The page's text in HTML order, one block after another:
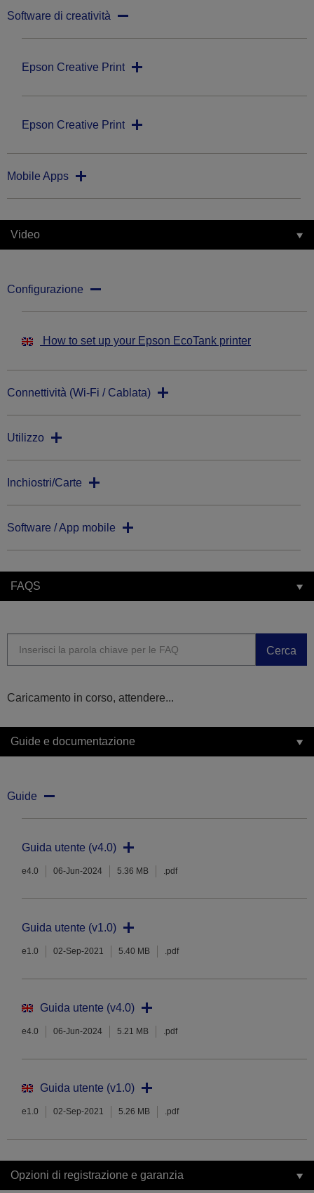
Software di creatività
Epson Creative Print
Epson Creative Print
Mobile Apps
Video
Configurazione
How to set up your Epson EcoTank printer
Connettività (Wi-Fi / Cablata)
Utilizzo
Inchiostri/Carte
Software / App mobile
FAQS
Cerca
Caricamento in corso, attendere...
Guide e documentazione
Guide
Guida utente (v4.0)
e4.0 06-Jun-2024 5.36 MB .pdf
Guida utente (v1.0)
e1.0 02-Sep-2021 5.40 MB .pdf
Guida utente (v4.0)
e4.0 06-Jun-2024 5.21 MB .pdf
Guida utente (v1.0)
e1.0 02-Sep-2021 5.26 MB .pdf
Opzioni di registrazione e garanzia